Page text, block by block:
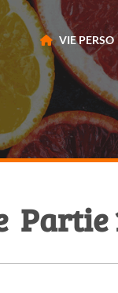
VIE PERSO
Partie